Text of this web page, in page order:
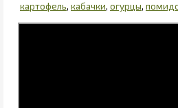
картофель, кабачки, огурцы,